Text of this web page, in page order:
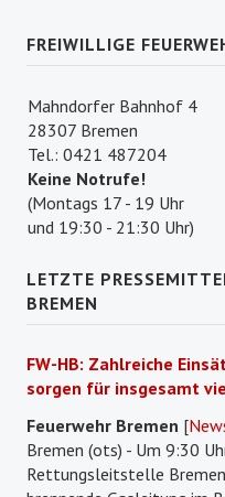
FREIWILLIGE
Mahndorfer Bahnhof 4
28307 Bremen
Tel.: 0421 487204
Keine Notrufe!
(Montags 17 - 19 Uhr
und 19:30 - 21:30 Uhr)
LETZTE
BREMEN
FW-HB: Zahlreiche
sorgen für insgesamt
Feuerwehr Bremen [
Bremen (ots) - Um 9:30
Rettungsleitstelle